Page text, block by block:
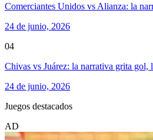
Comerciantes Unidos vs Alianza: la
24 de junio, 2026
04
Chivas vs Juárez: la narrativa grita gol,
24 de junio, 2026
Juegos destacados
AD